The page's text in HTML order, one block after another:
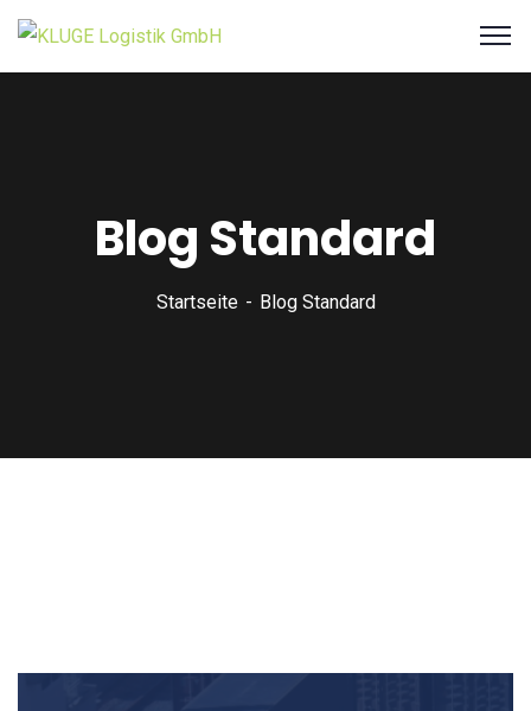
Blog Standard
Startseite Blog Standard